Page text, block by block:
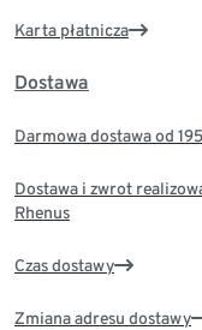
Karta płatnicza
Dostawa
Darmowa dostawa od 195
Dostawa i zwrot
Rhenus
Czas dostawy
Zmiana adresu dostawy